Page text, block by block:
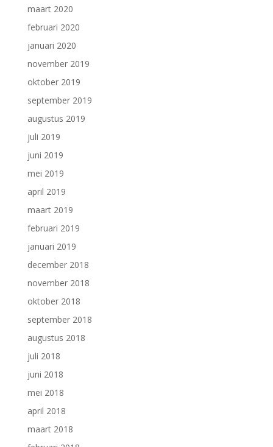
maart 2020
februari 2020
januari 2020
november 2019
oktober 2019
september 2019
augustus 2019
juli 2019
juni 2019
mei 2019
april 2019
maart 2019
februari 2019
januari 2019
december 2018
november 2018
oktober 2018
september 2018
augustus 2018
juli 2018
juni 2018
mei 2018
april 2018
maart 2018